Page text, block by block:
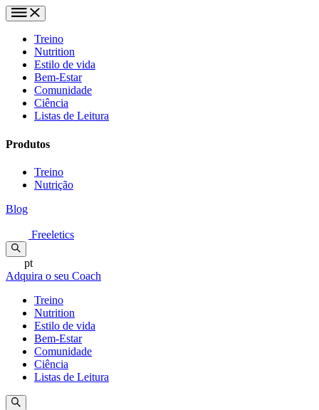
Treino
Nutrition
Estilo de vida
Bem-Estar
Comunidade
Ciência
Listas de Leitura
Produtos
Treino
Nutrição
Blog
Freeletics
pt
Adquira o seu Coach
Treino
Nutrition
Estilo de vida
Bem-Estar
Comunidade
Ciência
Listas de Leitura